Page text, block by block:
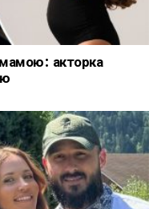
акторка